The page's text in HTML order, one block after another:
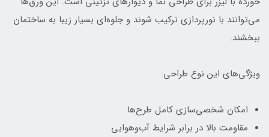
می‌توانند با نورپردازی ترکیب شوند و جلوه‌ای بسیار زیبا به ساختمان
ببخشند.
ویژگی‌های این نوع طراحی:
امکان شخصی‌سازی کامل طرح‌ها
مقاومت بالا در برابر شرایط آب‌وهوایی